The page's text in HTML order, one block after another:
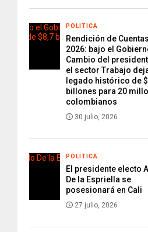
POLITICA
Rendición de
2026: bajo el
Cambio del
el sector Trabajo
legado histórico de
billones para 20
colombianos
30 julio, 2026
POLITICA
El presidente electo
De la Espriella se
posesionará en Cali
27 julio, 2026